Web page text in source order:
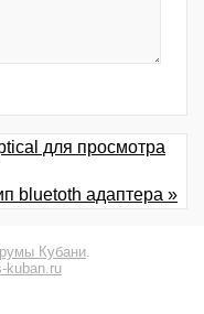
для просмотра
bluetoth адаптера »
Кубани
kuban.ru